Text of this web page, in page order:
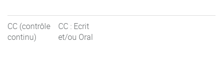
CC (contrôle
continu)
CC : Ecrit
et/ou Oral